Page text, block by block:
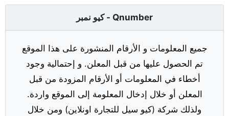
كيو نمبر - Qnumber
جميع المعلومات و الأرقام المنشورة على هذا الموقع
تم الحصول عليها من قبل المعلن. و إحتمالية وجود
أخطاء في المعلومات أو الأرقام المزودة من قبل
المعلن أو خلال إدخال المعلومة إلى الموقع واردة.
ولذلك شركة (كيو سيل للتجارة اونلاين) ومن خلال